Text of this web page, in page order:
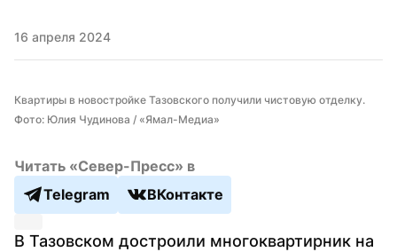
16 апреля 2024
Квартиры в новостройке Тазовского получили чистовую отделку.
Фото: Юлия Чудинова / «Ямал-Медиа»
Читать «Север-Пресс» в
Telegram
ВКонтакте
В Тазовском достроили многоквартирник на